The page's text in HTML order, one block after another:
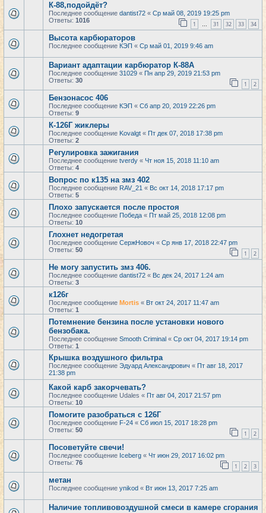
К-88,подойдёт?
Последнее сообщение dantist72 « Ср май 08, 2019 19:25 pm
Ответы: 1016 1 … 31 32 33 34
Высота карбюраторов
Последнее сообщение КЭП « Ср май 01, 2019 9:46 am
Вариант адаптации карбюратор К-88А
Последнее сообщение 31029 « Пн апр 29, 2019 21:53 pm
Ответы: 30 1 2
Бензонасос 406
Последнее сообщение КЭП « Сб апр 20, 2019 22:26 pm
Ответы: 9
К-126Г жиклеры
Последнее сообщение Kovalgt « Пт дек 07, 2018 17:38 pm
Ответы: 2
Регулировка зажигания
Последнее сообщение tverdy « Чт ноя 15, 2018 11:10 am
Ответы: 4
Вопрос по к135 на змз 402
Последнее сообщение RAV_21 « Вс окт 14, 2018 17:17 pm
Ответы: 5
Плохо запускается после простоя
Последнее сообщение Победа « Пт май 25, 2018 12:08 pm
Ответы: 10
Глохнет недогретая
Последнее сообщение СержНовоч « Ср янв 17, 2018 22:47 pm
Ответы: 50 1 2
Не могу запустить змз 406.
Последнее сообщение dantist72 « Вс дек 24, 2017 1:24 am
Ответы: 3
к126г
Последнее сообщение Mortis « Вт окт 24, 2017 11:47 am
Ответы: 1
Потемнение бензина после установки нового
бензобака.
Последнее сообщение Smooth Criminal « Ср окт 04, 2017 19:14 pm
Ответы: 1
Крышка воздушного фильтра
Последнее сообщение Эдуард Александрович « Пт авг 18, 2017
21:38 pm
Какой карб закорчевать?
Последнее сообщение Udales « Пт авг 04, 2017 21:57 pm
Ответы: 10
Помогите разобраться с 126Г
Последнее сообщение F-24 « Сб июл 15, 2017 18:28 pm
Ответы: 50 1 2
Посоветуйте свечи!
Последнее сообщение Iceberg « Чт июн 29, 2017 16:02 pm
Ответы: 76 1 2 3
метан
Последнее сообщение ynikod « Вт июн 13, 2017 7:25 am
Наличие топливовоздушной смеси в камере сгорания